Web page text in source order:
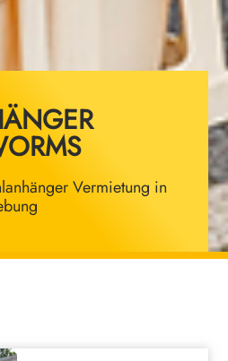
Vermietung in